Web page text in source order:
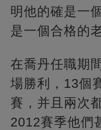
明他的確是一
是一個合格的
在喬丹任職期
場勝利，13個
賽，并且兩次
2012賽季他們